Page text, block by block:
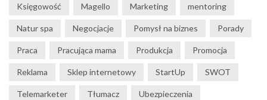
Księgowość Magello Marketing mentoring
Natur spa Negocjacje Pomysł na biznes Porady
Praca Pracująca mama Produkcja Promocja
Reklama Sklep internetowy StartUp SWOT
Telemarketer Tłumacz Ubezpieczenia